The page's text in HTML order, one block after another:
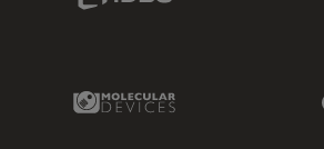
Molecular Devices Link